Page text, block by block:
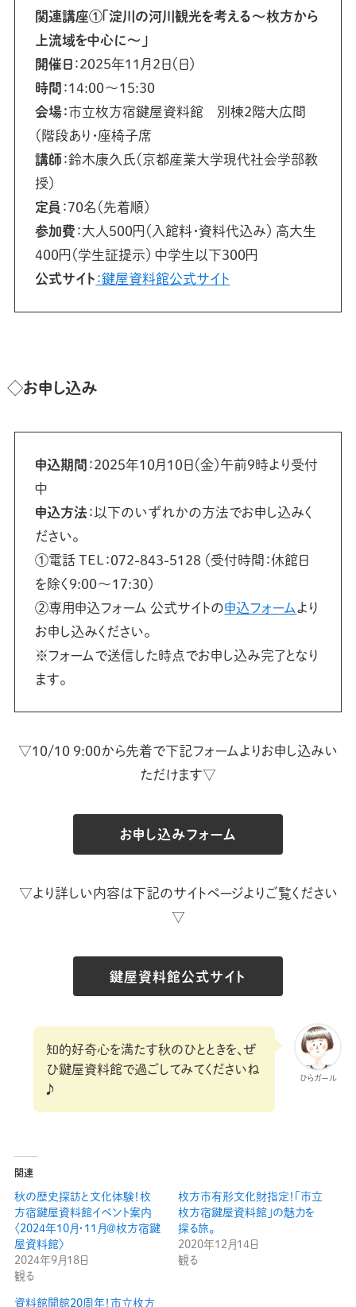
関連講座①「淀川の河川観光を考える～枚方から
上流域を中心に～」
開催日 ：2025年11月2日（日）
時間 ：14:00～15:30
会場：市立枚方宿鍵屋資料館 別棟2階大広間
（階段あり・座椅子席
講師 ：鈴木康久氏（京都産業大学現代社会学部教
授）
定員 ：70名（先着順）
参加費 ：大人500円（入館料・資料代込み） 高大生
400円（学生証提示） 中学生以下300円
公式サイト ：鍵屋資料館公式サイト
◇お申し込み
申込期間 ：2025年10月10日（金）午前9時より受付
中
申込方法：以下のいずれかの方法でお申し込みく
ださい。
①電話 TEL：072-843-5128 （受付時間：休館日
を除く9:00～17:30）
②専用申込フォーム 公式サイトの申込フォームより
お申し込みください。
※フォームで送信した時点でお申し込み完了となり
ます。
▽10/10 9:00から先着で下記フォームよりお申し込みい
ただけます▽
お申し込みフォーム
▽より詳しい内容は下記のサイトページよりご覧ください
▽
鍵屋資料館公式サイト
ひらガール
知的好奇心を満たす秋のひとときを、ぜ
ひ鍵屋資料館で過ごしてみてくださいね
♪
関連
秋の歴史探訪と文化体験！枚
方宿鍵屋資料館イベント案内
〈2024年10月・11月＠枚方宿鍵
屋資料館〉
2024年9月18日
観る
枚方市有形文化財指定！「市立
枚方宿鍵屋資料館」の魅力を
探る旅。
2020年12月14日
観る
資料館開館20周年！市立枚方